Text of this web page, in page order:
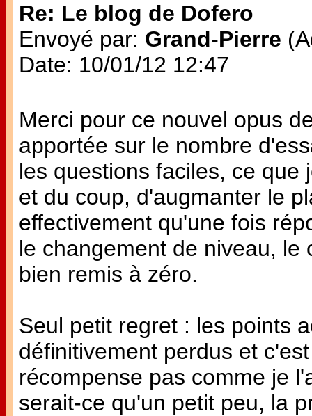
Re: Le blog de Dofero
Envoyé par: Grand-Pierre
Date: 10/01/12 12:47
Merci pour ce nouvel opus
apportée sur le nombre
les questions faciles, ce que
et du coup, d'augmanter le
effectivement qu'une fois
le changement de niveau, le
bien remis à zéro.
Seul petit regret : les points
définitivement perdus et
récompense pas comme je
serait-ce qu'un petit peu, la